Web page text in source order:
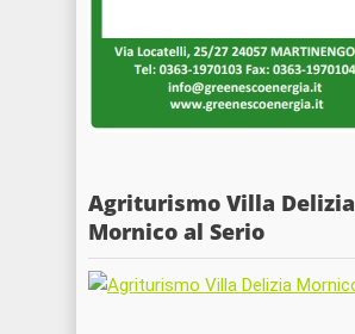
Agriturismo Villa Delizia
Mornico al Serio